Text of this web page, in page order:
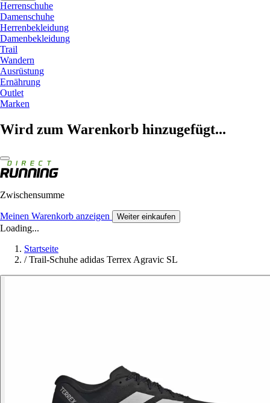
Herrenschuhe
Damenschuhe
Herrenbekleidung
Damenbekleidung
Trail
Wandern
Ausrüstung
Ernährung
Outlet
Marken
Wird zum Warenkorb hinzugefügt...
Zwischensumme
Meinen Warenkorb anzeigen Weiter einkaufen
Loading...
Startseite
/ Trail-Schuhe adidas Terrex Agravic SL